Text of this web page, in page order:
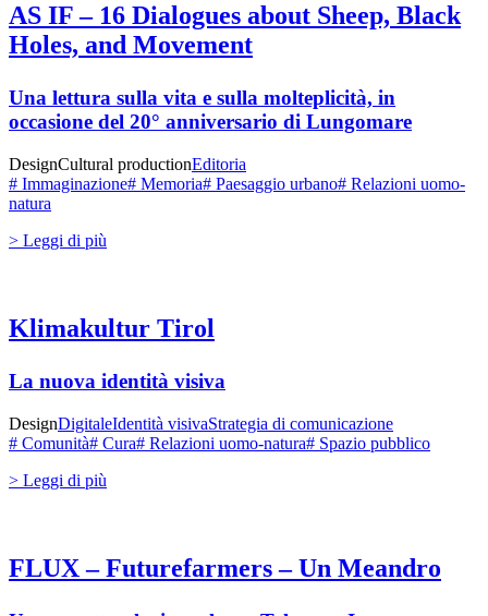
AS IF – 16 Dialogues about Sheep, Black
Holes, and Movement
Una lettura sulla vita e sulla molteplicità, in
occasione del 20° anniversario di Lungomare
DesignCultural productionEditoria
# Immaginazione# Memoria# Paesaggio urbano# Relazioni uomo-
natura
> Leggi di più
Klimakultur Tirol
La nuova identità visiva
DesignDigitaleIdentità visivaStrategia di comunicazione
# Comunità# Cura# Relazioni uomo-natura# Spazio pubblico
> Leggi di più
FLUX – Futurefarmers – Un Meandro